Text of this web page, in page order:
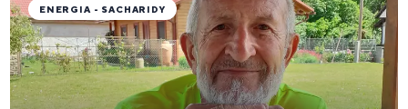
ENERGIA - SACHARIDY